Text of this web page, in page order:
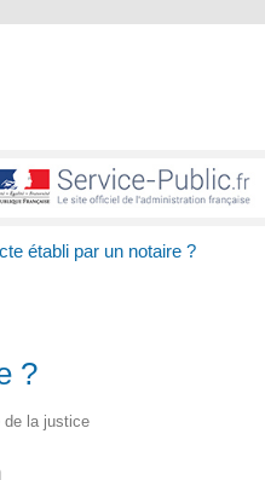
établi par un notaire ?
?
de la justice